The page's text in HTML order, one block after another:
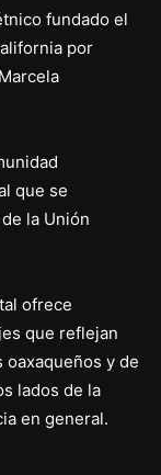
fundado el
por
que se
la Unión
ofrece
que reflejan
y de
lados de la
en general.